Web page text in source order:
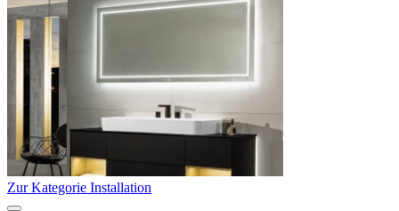
Zur Kategorie Installation